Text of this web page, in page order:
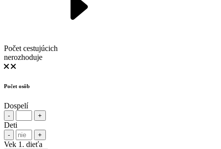
Počet cestujúcich
nerozhoduje
Počet osôb
Dospelí
- +
Deti
- +
Vek 1. dieťa